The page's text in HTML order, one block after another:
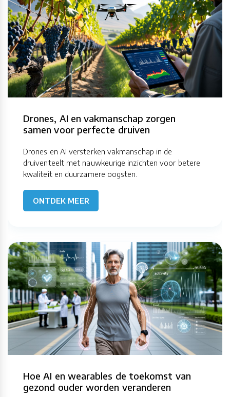
Drones, AI en vakmanschap zorgen
samen voor perfecte druiven
Drones en AI versterken vakmanschap in de
druiventeelt met nauwkeurige inzichten voor betere
kwaliteit en duurzamere oogsten.
ONTDEK MEER
Hoe AI en wearables de toekomst van
gezond ouder worden veranderen